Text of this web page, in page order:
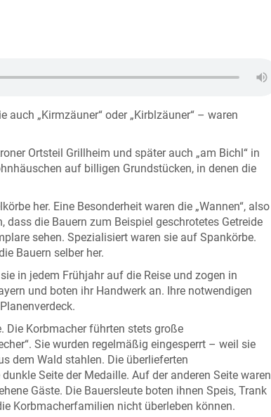
„Kirmzäuner“ oder „Kirblzäuner“ – waren
Ortsteil Grillheim und später auch „am Bichl“ in
auf billigen Grundstücken, in denen die
her. Eine Besonderheit waren die „Wannen“, also
die Bauern zum Beispiel geschrotetes Getreide
sehen. Spezialisiert waren sie auf Spankörbe.
Bauern selber her.
in jedem Frühjahr auf die Reise und zogen in
und boten ihr Handwerk an. Ihre notwendigen
Die Korbmacher führten stets große
Sie wurden regelmäßig eingesperrt – weil sie
dem Wald stahlen. Die überlieferten
Seite der Medaille. Auf der anderen Seite waren
Gäste. Die Bauersleute boten ihnen Speis, Trank
Korbmacherfamilien nicht überleben können.